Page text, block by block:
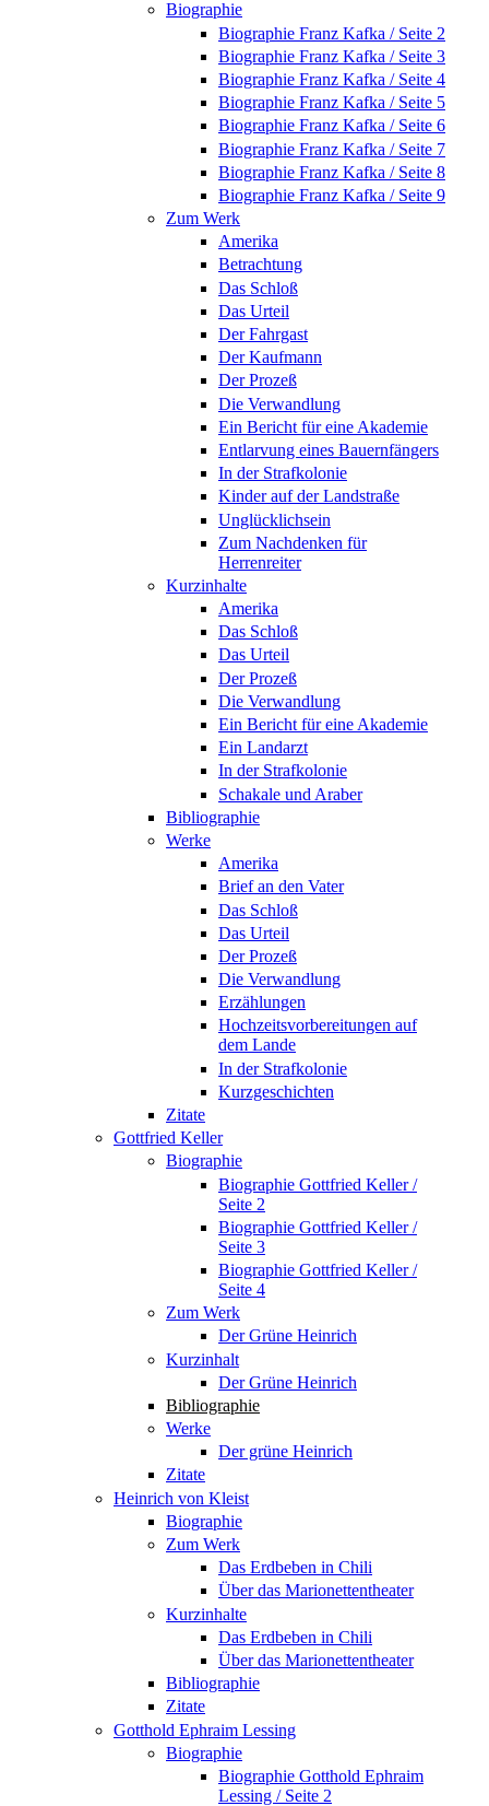
Biographie
Biographie Franz Kafka / Seite 2
Biographie Franz Kafka / Seite 3
Biographie Franz Kafka / Seite 4
Biographie Franz Kafka / Seite 5
Biographie Franz Kafka / Seite 6
Biographie Franz Kafka / Seite 7
Biographie Franz Kafka / Seite 8
Biographie Franz Kafka / Seite 9
Zum Werk
Amerika
Betrachtung
Das Schloß
Das Urteil
Der Fahrgast
Der Kaufmann
Der Prozeß
Die Verwandlung
Ein Bericht für eine Akademie
Entlarvung eines Bauernfängers
In der Strafkolonie
Kinder auf der Landstraße
Unglücklichsein
Zum Nachdenken für
Herrenreiter
Kurzinhalte
Amerika
Das Schloß
Das Urteil
Der Prozeß
Die Verwandlung
Ein Bericht für eine Akademie
Ein Landarzt
In der Strafkolonie
Schakale und Araber
Bibliographie
Werke
Amerika
Brief an den Vater
Das Schloß
Das Urteil
Der Prozeß
Die Verwandlung
Erzählungen
Hochzeitsvorbereitungen auf
dem Lande
In der Strafkolonie
Kurzgeschichten
Zitate
Gottfried Keller
Biographie
Biographie Gottfried Keller /
Seite 2
Biographie Gottfried Keller /
Seite 3
Biographie Gottfried Keller /
Seite 4
Zum Werk
Der Grüne Heinrich
Kurzinhalt
Der Grüne Heinrich
Bibliographie
Werke
Der grüne Heinrich
Zitate
Heinrich von Kleist
Biographie
Zum Werk
Das Erdbeben in Chili
Über das Marionettentheater
Kurzinhalte
Das Erdbeben in Chili
Über das Marionettentheater
Bibliographie
Zitate
Gotthold Ephraim Lessing
Biographie
Biographie Gotthold Ephraim
Lessing / Seite 2